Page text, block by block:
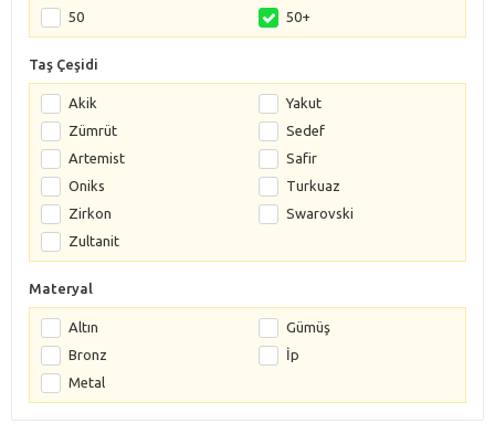
50
50+
Taş Çeşidi
Akik
Yakut
Zümrüt
Sedef
Artemist
Safir
Oniks
Turkuaz
Zirkon
Swarovski
Zultanit
Materyal
Altın
Gümüş
Bronz
İp
Metal